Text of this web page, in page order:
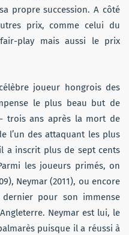
propre succession. A côté
prix, comme celui du
play mais aussi le prix
joueur hongrois des
le plus beau but de
trois ans après la mort de
l’un des attaquant les plus
a inscrit plus de sept cents
les joueurs primés, on
Neymar (2011), ou encore
dernier pour son immense
Neymar est lui, le
puisque il a réussi à